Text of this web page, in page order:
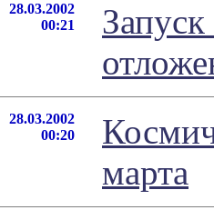
28.03.2002
00:21
28.03.2002
00:20
марта